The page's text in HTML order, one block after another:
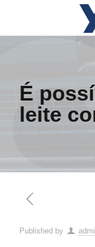
É
leite
Published by